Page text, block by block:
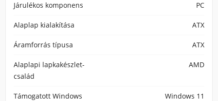
Járulékos komponens PC
Alaplap kialakítása ATX
Áramforrás típusa ATX
Alaplapi lapkakészlet-
család
AMD
Támogatott Windows
Windows 11